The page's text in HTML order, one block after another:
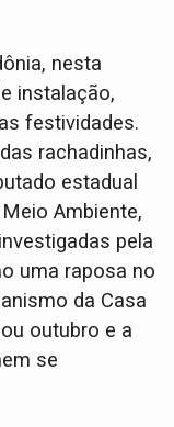
nesta
instalação,
festividades.
rachadinhas,
estadual
Ambiente,
pela
uma raposa no
da Casa
outubro e a
se